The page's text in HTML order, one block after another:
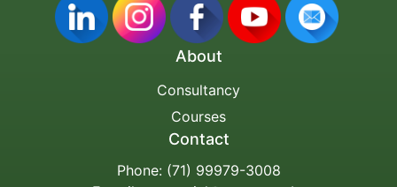
About
Consultancy
Courses
Contact
Phone: (71) 99979-3008